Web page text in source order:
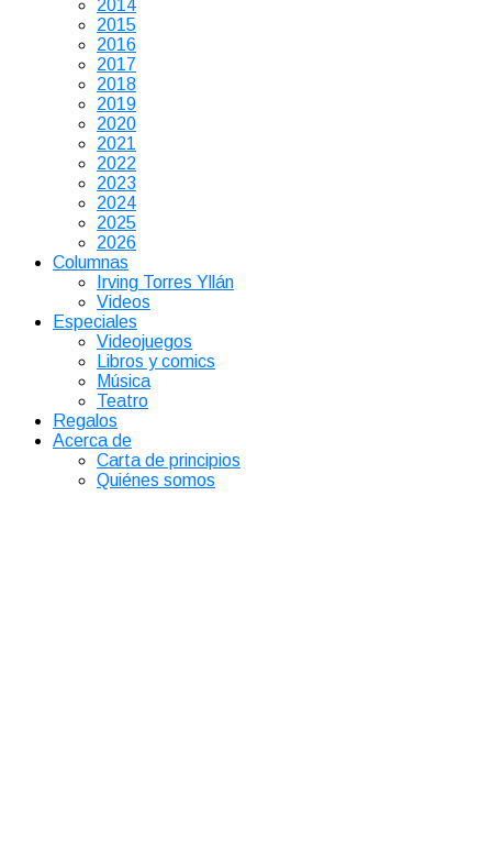
2014
2015
2016
2017
2018
2019
2020
2021
2022
2023
2024
2025
2026
Columnas
Irving Torres Yllán
Videos
Especiales
Videojuegos
Libros y comics
Música
Teatro
Regalos
Acerca de
Carta de principios
Quiénes somos